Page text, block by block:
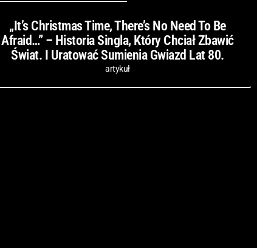
„It’s Christmas Time, There’s No Need To Be
Afraid…” – Historia Singla, Który Chciał Zbawić
Świat. I Uratować Sumienia Gwiazd Lat 80.
artykuł